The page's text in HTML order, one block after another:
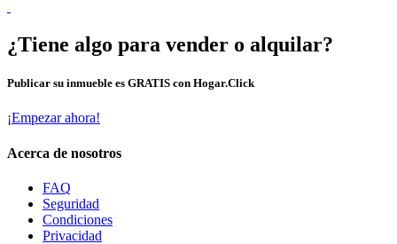
¿Tiene algo para vender o alquilar?
Publicar su inmueble es GRATIS con Hogar.Click
¡Empezar ahora!
Acerca de nosotros
FAQ
Seguridad
Condiciones
Privacidad